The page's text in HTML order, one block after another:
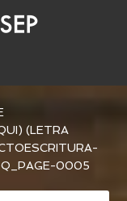
(LETRA
Q_PAGE-0005